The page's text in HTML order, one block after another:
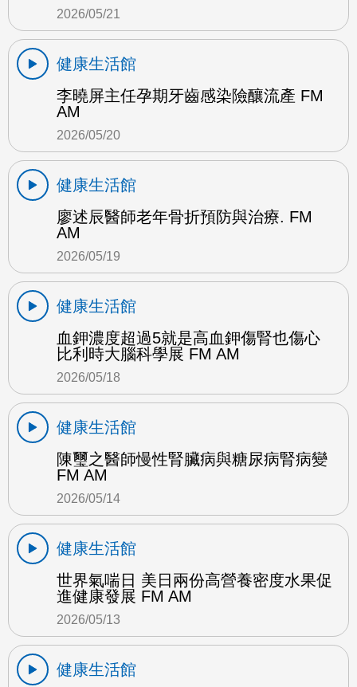
2026/05/21
健康生活館
李曉屏主任孕期牙齒感染險釀流產 FM
AM
2026/05/20
健康生活館
廖述辰醫師老年骨折預防與治療. FM
AM
2026/05/19
健康生活館
血鉀濃度超過5就是高血鉀傷腎也傷心
比利時大腦科學展 FM AM
2026/05/18
健康生活館
陳璽之醫師慢性腎臟病與糖尿病腎病變
FM AM
2026/05/14
健康生活館
世界氣喘日 美日兩份高營養密度水果促
進健康發展 FM AM
2026/05/13
健康生活館